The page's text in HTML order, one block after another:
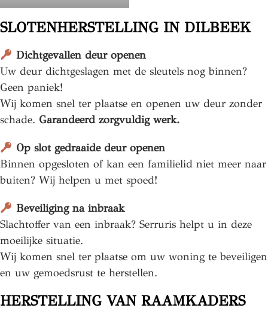
SLOTENHERSTELLING IN DILBEEK
Dichtgevallen deur openen
Uw deur dichtgeslagen met de sleutels nog binnen?
Geen paniek!
Wij komen snel ter plaatse en openen uw deur zonder
schade. Garandeerd zorgvuldig werk.
Op slot gedraaide deur openen
Binnen opgesloten of kan een familielid niet meer naar
buiten? Wij helpen u met spoed!
Beveiliging na inbraak
Slachtoffer van een inbraak? Serruris helpt u in deze
moeilijke situatie.
Wij komen snel ter plaatse om uw woning te beveiligen
en uw gemoedsrust te herstellen.
HERSTELLING VAN RAAMKADERS